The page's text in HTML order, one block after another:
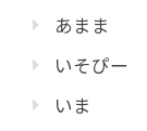
あまま
いそぴー
いま